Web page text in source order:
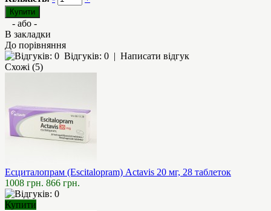
- або -
В закладки
До порівняння
Відгуків: 0 | Написати відгук
Схожі (5)
Есциталопрам (Escitalopram) Actavis 20 мг, 28 таблеток
1008 грн. 866 грн.
Купити